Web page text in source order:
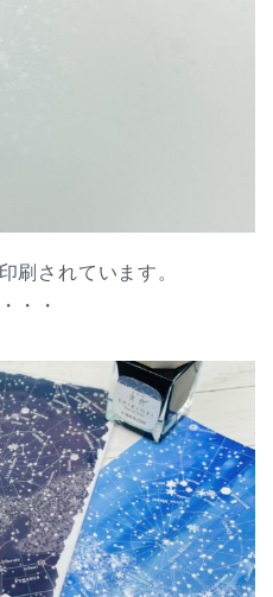
刷されています。
・・